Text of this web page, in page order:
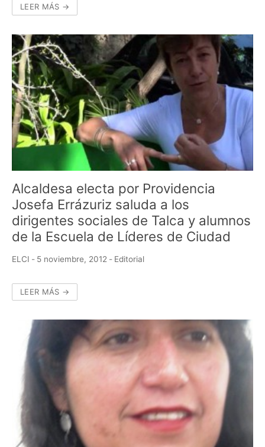
LEER MÁS →
Alcaldesa electa por Providencia
Josefa Errázuriz saluda a los
dirigentes sociales de Talca y alumnos
de la Escuela de Líderes de Ciudad
ELCI - 5 noviembre, 2012 - Editorial
LEER MÁS →